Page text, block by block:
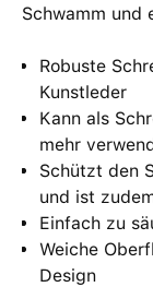
Schwamm und
Robuste
Kunstleder
Kann als
mehr
Schützt den
und ist
Einfach zu
Weiche
Design